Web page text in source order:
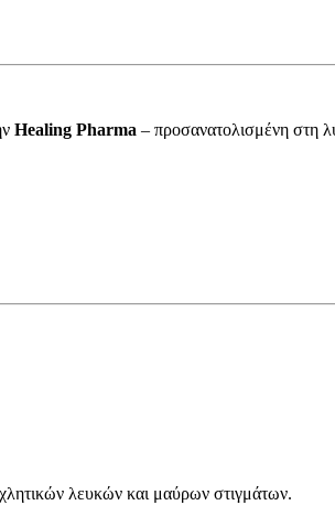
Healing Pharma – προσανατολισμένη στη
λευκών και μαύρων στιγμάτων.